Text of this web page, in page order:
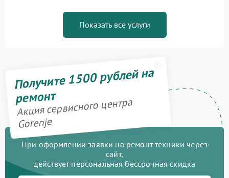
Показать все услуги
Получите 1500 рублей на
ремонт
Акция сервисного центра
Gorenje
При оформлении заявки на ремонт техники через
сайт,
действует персональная бессрочная скидка